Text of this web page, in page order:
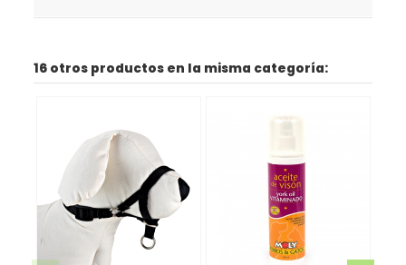
16 otros productos en la misma categoría: